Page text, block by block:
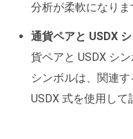
分析が柔軟になりま
通貨ペアと USDX
貨ペアと USDX シ
シンボルは、関連
USDX 式を使用して